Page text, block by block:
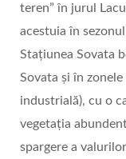
teren” în jurul
acestuia în
Stațiunea Sovata
Sovata și în
industrială), cu o
vegetația
spargere a